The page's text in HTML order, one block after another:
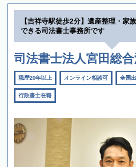
【吉祥寺駅徒歩2分】遺産整理・家
できる司法書士事務所です
司法書士法人宮田総
職歴20年以上 オンライン相談可 全国
行政書士在籍